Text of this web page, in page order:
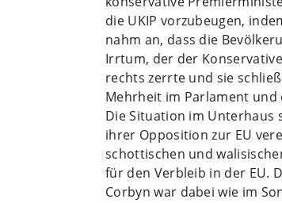
die UKIP vorzubeugen,
nahm an, dass die
Irrtum, der der
rechts zerrte und sie
Mehrheit im Parlament
Die Situation im Unterhaus
ihrer Opposition zur EU
schottischen und
für den Verbleib in der EU.
Corbyn war dabei wie im